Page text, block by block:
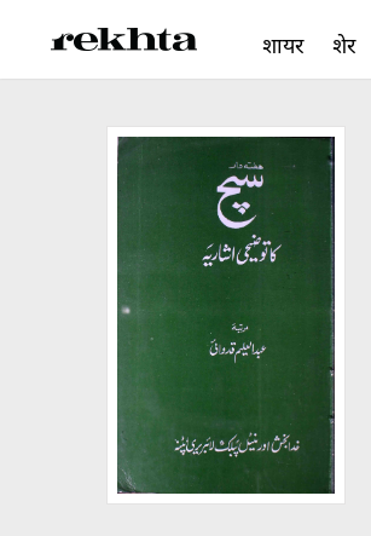
शायर शेर